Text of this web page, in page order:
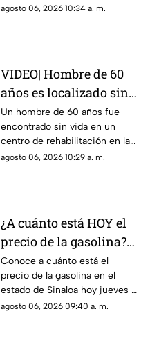
generando una oferta para más
agosto 06, 2026 10:34 a. m.
VIDEO| Hombre de 60
años es localizado sin
vida en centro de
rehabilitación
Un hombre de 60 años fue
encontrado sin vida en un
centro de rehabilitación en la
ciudad de Los Mochis
agosto 06, 2026 10:29 a. m.
¿A cuánto está HOY el
precio de la gasolina?
Aquí te decimos su
costo por litro en
Sinaloa
Conoce a cuánto está el
precio de la gasolina en el
estado de Sinaloa hoy jueves 6
de agosto de 2026
agosto 06, 2026 09:40 a. m.